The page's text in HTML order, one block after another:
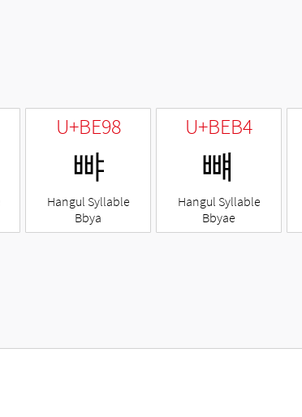
U+BE98
뺘
Hangul Syllable
Bbya
U+BEB4
뺴
Hangul Syllable
Bbyae